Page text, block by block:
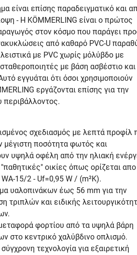
είναι επίσης παραδειγματικό και
- Η KÖMMERLING είναι ο πρώτος
στον κόσμο που παράγει
από καθαρό PVC-U
με PVC χωρίς μόλύβδο με
με βάση ασβέστιο και
εγγυάται ότι όσοι χρησιμοποιούν
εργάζονται επίσης για την
περιβάλλοντος.
σχεδιασμός με λεπτά προφίλ
μέγιστη ποσότητα φωτός και
υψηλά οφέλη από την ηλιακή
"παθητικές" οικίες όπως ορίζεται
15/2 - Uf=0,95 W / (m²K).
υαλοπινάκων έως 56 mm για την
τριπλών και ειδικής
φορτίου από τα υψηλά βάρη
στο κεντρικό χαλύβδινο οπλισμό.
τεχνολογία για εξαιρετική